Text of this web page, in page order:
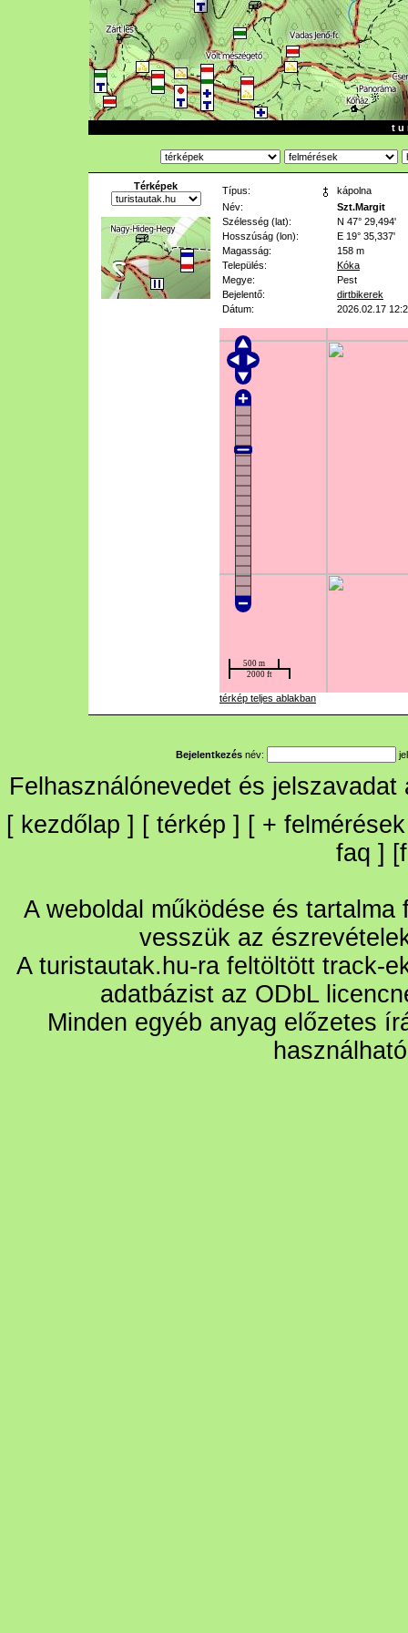
t u
Térképek Típus:
kápolna
Név:
Szt.Margit
Szélesség (lat):
N 47° 29,494'
Hosszúság (lon):
E 19° 35,337'
Magasság:
158 m
Település:
Kóka
Megye:
Pest
Bejelentő:
dirtbikerek
Dátum:
2026.02.17
térkép teljes ablakban
Bejelentkezés név:
Felhasználónevedet és
[ kezdőlap ] [ térkép ] [ + felmérések
faq ] [
A weboldal működése és
vesszük az
A turistautak.hu-ra feltöltött track-
adatbázist az ODbL
Minden egyéb anyag előzetes